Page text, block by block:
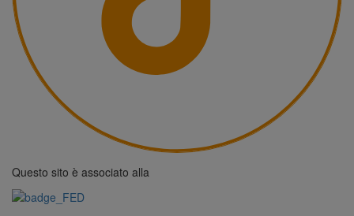
Questo sito è associato alla